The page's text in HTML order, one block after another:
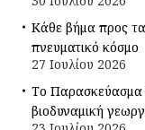
Κάθε βήμα προς
πνευματικό κόσμο
27 Ιουλίου 2026
Το Παρασκεύασμα
βιοδυναμική